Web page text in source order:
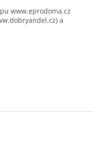
www.eprodoma.cz
a